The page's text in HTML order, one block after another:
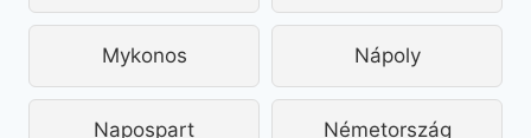
Mykonos Nápoly
Napospart Németország